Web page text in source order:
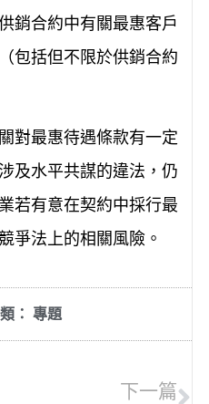
銷合約中有關最惠客戶
包括但不限於供銷合約
對最惠待遇條款有一定
及水平共謀的違法，仍
若有意在契約中採行最
爭法上的相關風險。
： 專題
下一篇